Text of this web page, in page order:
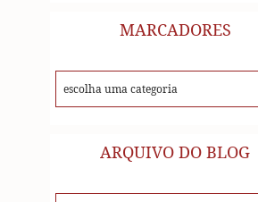
MARCADORES
ARQUIVO DO BLOG